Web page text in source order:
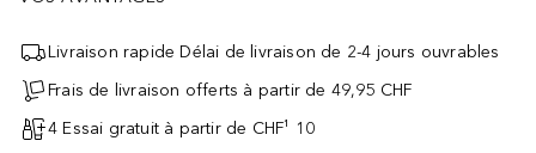
Livraison rapide Délai de livraison de 2-4 jours ouvrables
Frais de livraison offerts à partir de 49,95 CHF
4 Essai gratuit à partir de CHF¹ 10